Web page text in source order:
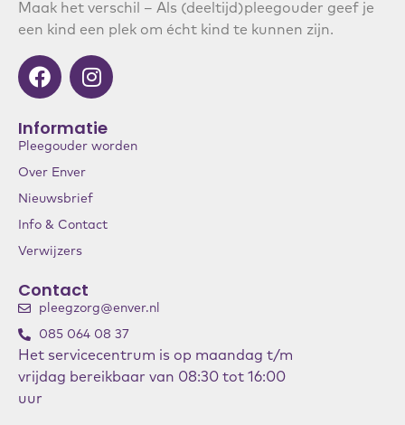
Maak het verschil – Als (deeltijd)pleegouder geef je
een kind een plek om écht kind te kunnen zijn.
Informatie
Pleegouder worden
Over Enver
Nieuwsbrief
Info & Contact
Verwijzers
Contact
pleegzorg@enver.nl
085 064 08 37
Het servicecentrum is op maandag t/m
vrijdag bereikbaar van 08:30 tot 16:00
uur